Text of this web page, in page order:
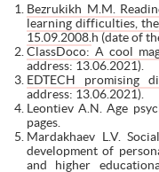
Bezrukikh M.M.
learning difficulties,
15.09.2008. h (date of
ClassDoco: A cool
address: 13.06.2021).
EDTECH promising
address: 13.06.2021).
Leontiev A.N. Age
pages.
Mardakhaev L.V.
development of
and higher